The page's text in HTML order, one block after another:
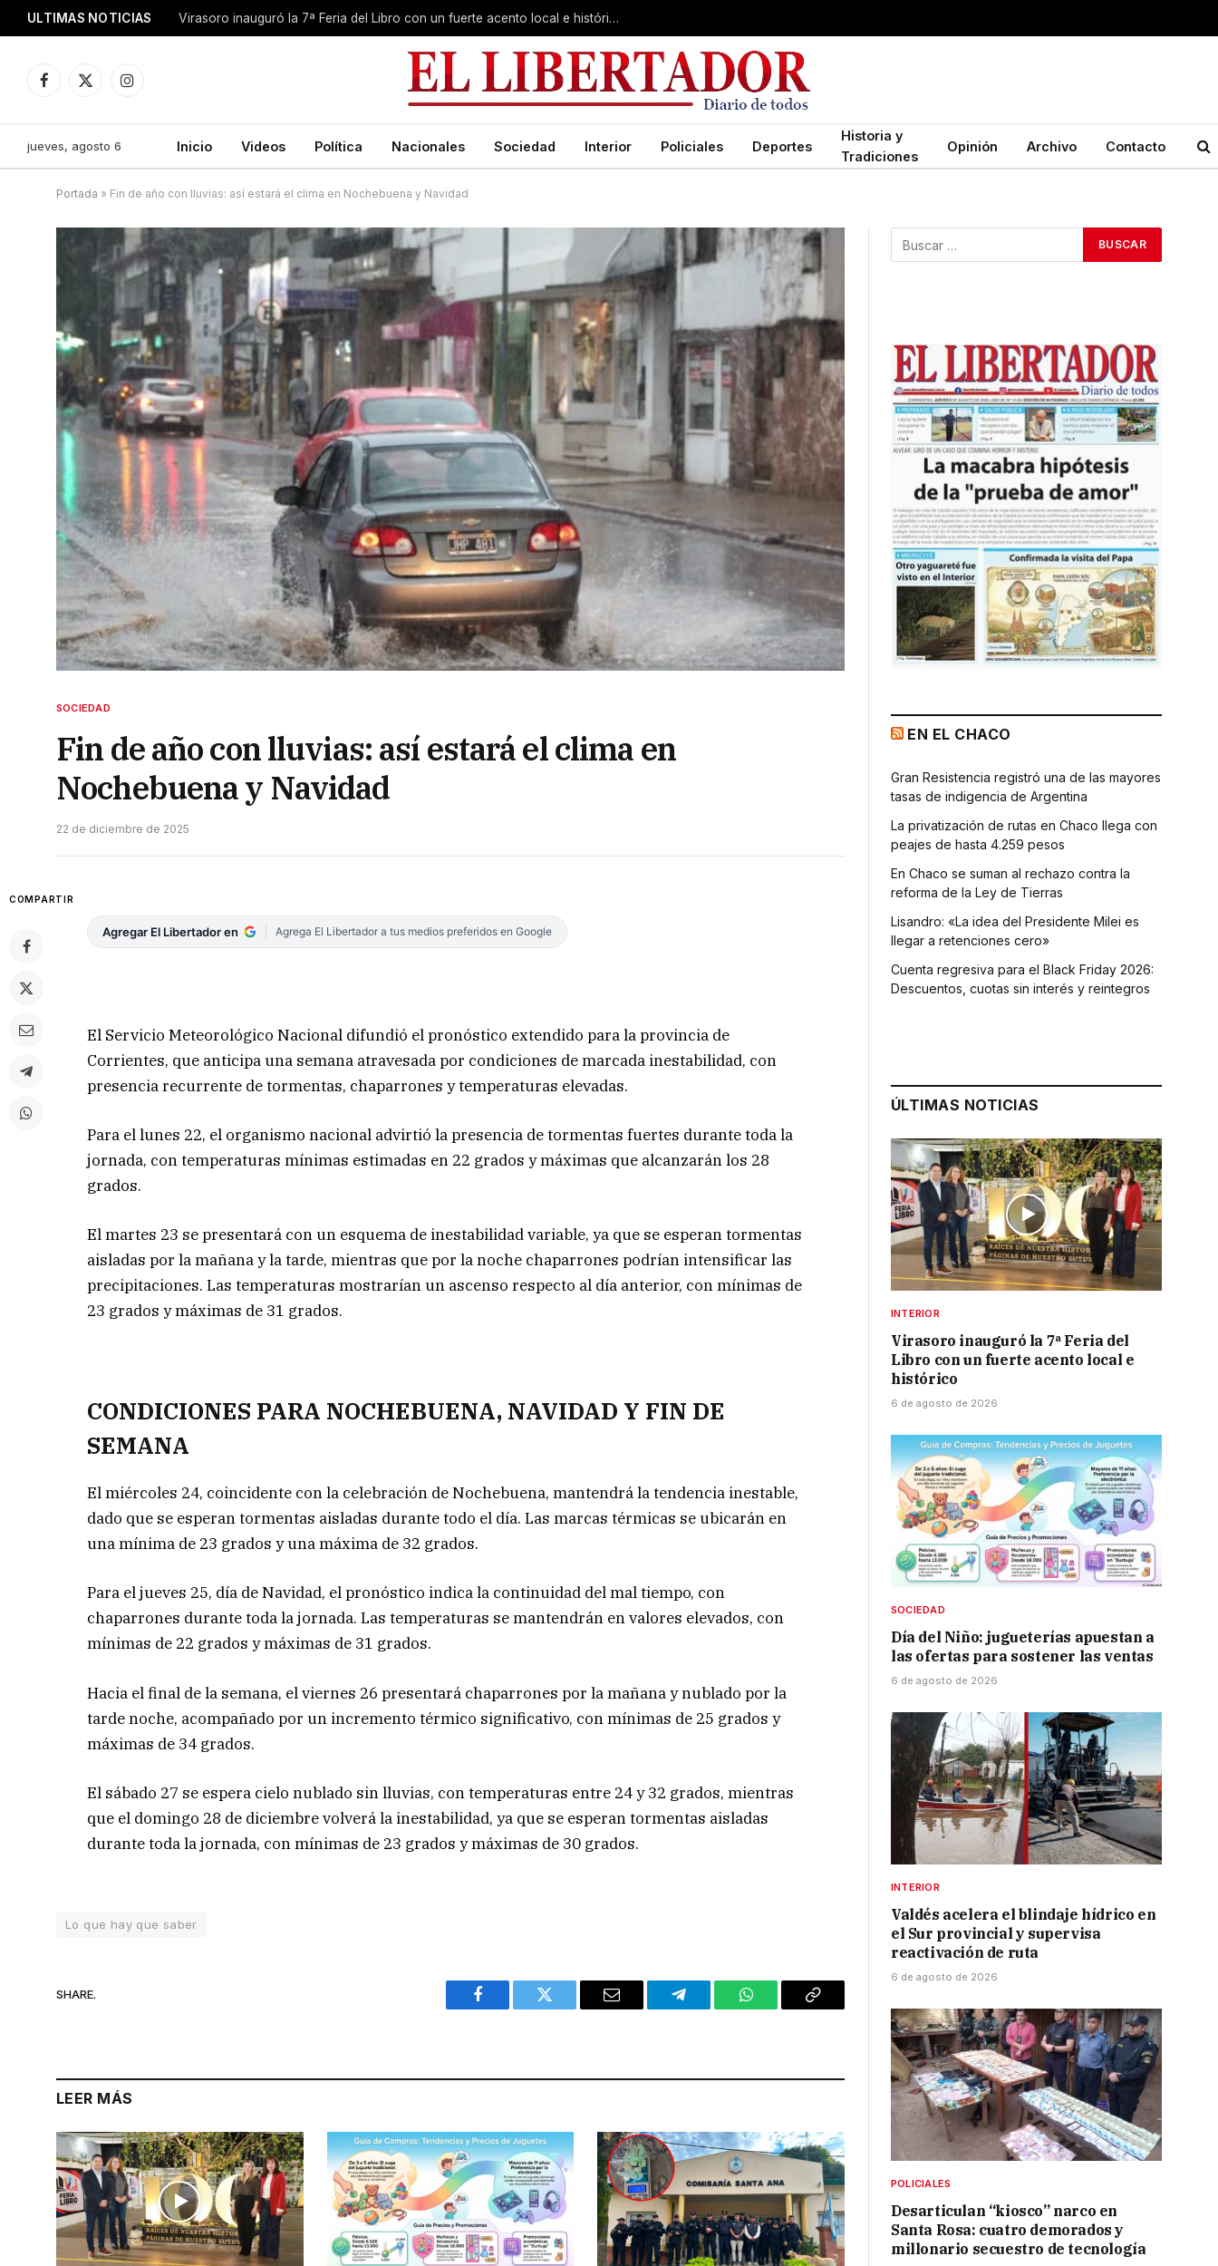
ULTIMAS NOTICIAS Virasoro inauguró la 7ª Feria del Libro con un fuerte acento local e histórico
Facebook
X
Instagram
jueves, agosto 6 Inicio Videos Política Nacionales Sociedad Interior Policiales Deportes
Historia y
Tradiciones
Opinión Archivo Contacto
Portada » Fin de año con lluvias: así estará el clima en Nochebuena y Navidad
SOCIEDAD
Fin de año con lluvias: así estará el clima en
Nochebuena y Navidad
22 de diciembre de 2025
COMPARTIR
Agregar El Libertador en Agrega El Libertador a tus medios preferidos en Google
El Servicio Meteorológico Nacional difundió el pronóstico extendido para la provincia de
Corrientes, que anticipa una semana atravesada por condiciones de marcada inestabilidad, con
presencia recurrente de tormentas, chaparrones y temperaturas elevadas.
Para el lunes 22, el organismo nacional advirtió la presencia de tormentas fuertes durante toda la
jornada, con temperaturas mínimas estimadas en 22 grados y máximas que alcanzarán los 28
grados.
El martes 23 se presentará con un esquema de inestabilidad variable, ya que se esperan tormentas
aisladas por la mañana y la tarde, mientras que por la noche chaparrones podrían intensificar las
precipitaciones. Las temperaturas mostrarían un ascenso respecto al día anterior, con mínimas de
23 grados y máximas de 31 grados.
CONDICIONES PARA NOCHEBUENA, NAVIDAD Y FIN DE
SEMANA
El miércoles 24, coincidente con la celebración de Nochebuena, mantendrá la tendencia inestable,
dado que se esperan tormentas aisladas durante todo el día. Las marcas térmicas se ubicarán en
una mínima de 23 grados y una máxima de 32 grados.
Para el jueves 25, día de Navidad, el pronóstico indica la continuidad del mal tiempo, con
chaparrones durante toda la jornada. Las temperaturas se mantendrán en valores elevados, con
mínimas de 22 grados y máximas de 31 grados.
Hacia el final de la semana, el viernes 26 presentará chaparrones por la mañana y nublado por la
tarde noche, acompañado por un incremento térmico significativo, con mínimas de 25 grados y
máximas de 34 grados.
El sábado 27 se espera cielo nublado sin lluvias, con temperaturas entre 24 y 32 grados, mientras
que el domingo 28 de diciembre volverá la inestabilidad, ya que se esperan tormentas aisladas
durante toda la jornada, con mínimas de 23 grados y máximas de 30 grados.
Lo que hay que saber
SHARE.
Facebook Twitter Email Telegram WhatsAppCopy
LEER MÁS
EN EL CHACO
Gran Resistencia registró una de las mayores
tasas de indigencia de Argentina
La privatización de rutas en Chaco llega con
peajes de hasta 4.259 pesos
En Chaco se suman al rechazo contra la
reforma de la Ley de Tierras
Lisandro: «La idea del Presidente Milei es
llegar a retenciones cero»
Cuenta regresiva para el Black Friday 2026:
Descuentos, cuotas sin interés y reintegros
ÚLTIMAS NOTICIAS
INTERIOR
Virasoro inauguró la 7ª Feria del
Libro con un fuerte acento local e
histórico
6 de agosto de 2026
SOCIEDAD
Día del Niño: jugueterías apuestan a
las ofertas para sostener las ventas
6 de agosto de 2026
INTERIOR
Valdés acelera el blindaje hídrico en
el Sur provincial y supervisa
reactivación de ruta
6 de agosto de 2026
POLICIALES
Desarticulan “kiosco” narco en
Santa Rosa: cuatro demorados y
millonario secuestro de tecnología